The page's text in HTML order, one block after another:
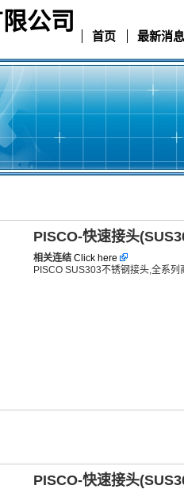
公司
首页 最新消息
PISCO-快速接头
相关连结 Click here
PISCO SUS303不锈钢接头,全系列
PISCO-快速接头